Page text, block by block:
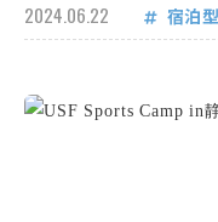
2024.06.22 宿泊型